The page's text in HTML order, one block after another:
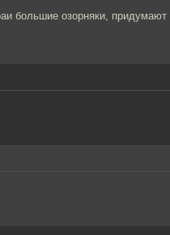
большие озорняки, придумают